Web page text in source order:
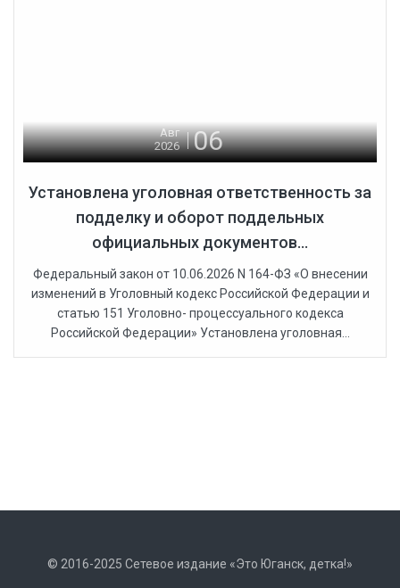
Авг
2026
06
Установлена уголовная ответственность за
подделку и оборот поддельных
официальных документов...
Федеральный закон от 10.06.2026 N 164-ФЗ «О внесении
изменений в Уголовный кодекс Российской Федерации и
статью 151 Уголовно- процессуального кодекса
Российской Федерации» Установлена уголовная...
© 2016-2025 Сетевое издание «Это Юганск, детка!»